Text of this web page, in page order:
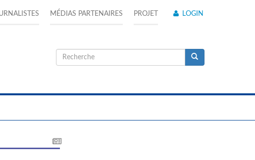
MÉDIAS PARTENAIRES PROJET LOGIN
Formulaire
recherche